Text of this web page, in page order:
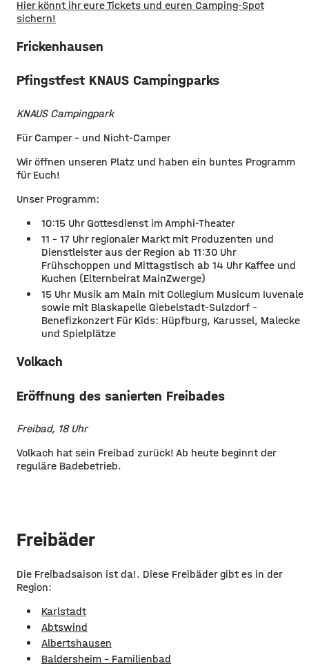
Hier könnt ihr eure Tickets und euren Camping-Spot
sichern!
Frickenhausen
Pfingstfest KNAUS Campingparks
KNAUS Campingpark
Für Camper – und Nicht-Camper
Wir öffnen unseren Platz und haben ein buntes Programm
für Euch!
Unser Programm:
10:15 Uhr Gottesdienst im Amphi-Theater
11 – 17 Uhr regionaler Markt mit Produzenten und
Dienstleister aus der Region ab 11:30 Uhr
Frühschoppen und Mittagstisch ab 14 Uhr Kaffee und
Kuchen (Elternbeirat MainZwerge)
15 Uhr Musik am Main mit Collegium Musicum Iuvenale
sowie mit Blaskapelle Giebelstadt-Sulzdorf –
Benefizkonzert Für Kids: Hüpfburg, Karussel, Malecke
und Spielplätze
Volkach
Eröffnung des sanierten Freibades
Freibad, 18 Uhr
Volkach hat sein Freibad zurück! Ab heute beginnt der
reguläre Badebetrieb.
Freibäder
Die Freibadsaison ist da!. Diese Freibäder gibt es in der
Region:
Karlstadt
Abtswind
Albertshausen
Baldersheim - Familienbad